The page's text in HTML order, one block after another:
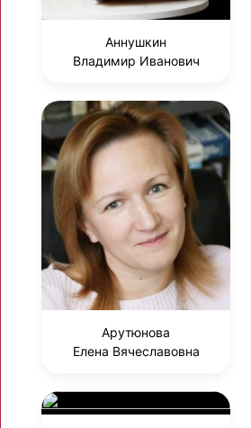
Аннушкин
Владимир Иванович
Арутюнова
Елена Вячеславовна